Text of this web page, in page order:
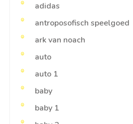
adidas
antroposofisch speelgoed
ark van noach
auto
auto 1
baby
baby 1